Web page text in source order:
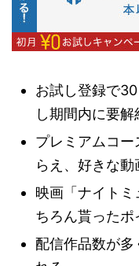
お試し登録で
し期間内に要解
プレミアムコ
らえ、好きな
映画「ナイト
ちろん貰ったポ
配信作品数が多